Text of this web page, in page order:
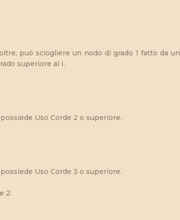
può sciogliere un nodo di grado 1 fatto da un
superiore al I.
Uso Corde 2 o superiore.
Uso Corde 3 o superiore.
2.